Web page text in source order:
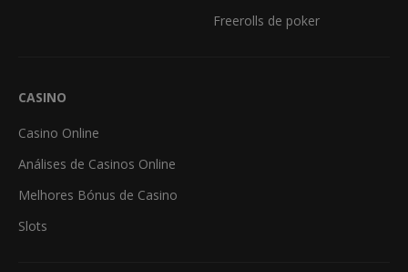
Freerolls de poker
CASINO
Casino Online
Análises de Casinos Online
Melhores Bónus de Casino
Slots